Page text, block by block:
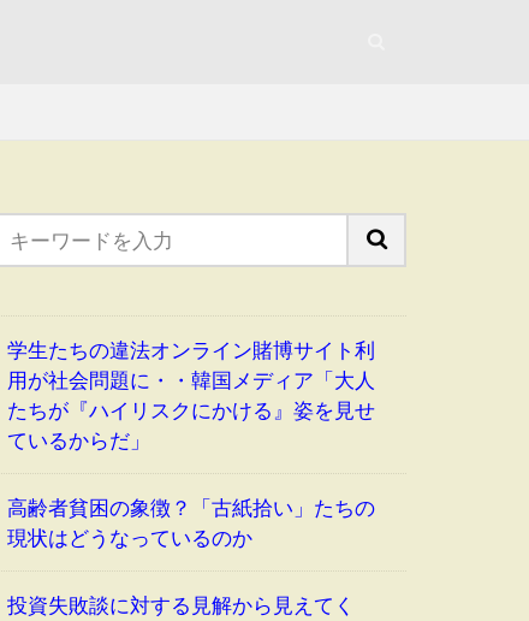
学生たちの違法オンライン賭博サイト利
用が社会問題に・・韓国メディア「大人
たちが『ハイリスクにかける』姿を見せ
ているからだ」
高齢者貧困の象徴？「古紙拾い」たちの
現状はどうなっているのか
投資失敗談に対する見解から見えてく